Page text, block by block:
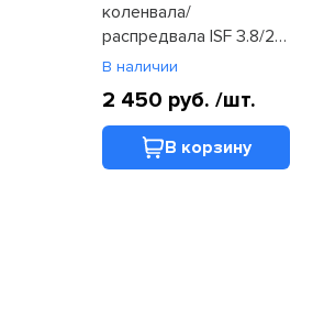
коленвала/
распредвала ISF 3.8/2.8
Е4 Фотон 1039, 1089
(C5365650)
В наличии
2 450 руб./шт.
В корзину